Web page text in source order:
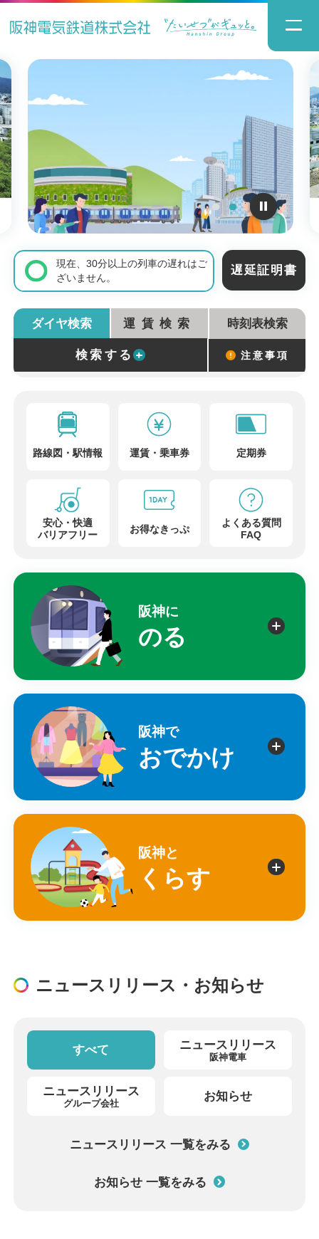
現在、30分以上の列車の遅れはご
ざいません。
遅延証明書
ダイヤ検索 運賃検索 時刻表検索
検索する 注意事項
路線図 ・駅情報 運賃・ 乗車券 定期券
安心・快適
バリアフリー
お得なきっぷ
よくある質問
FAQ
阪神に
のる
阪神で
おでかけ
阪神と
くらす
ニュースリリース・お知らせ
すべて ニュースリリース
阪神電車
ニュースリリース
グループ会社 お知らせ
ニュースリリース 一覧をみる
お知らせ 一覧をみる